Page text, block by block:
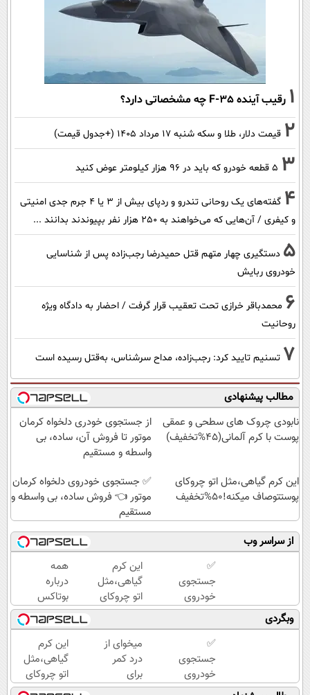
1 رقیب آینده F-35 چه مشخصاتی دارد؟
2 قیمت دلار، طلا و سکه شنبه ۱۷ مرداد ۱۴۰۵ (+جدول قیمت)
3 ۵ قطعه خودرو که باید در ۹۶ هزار کیلومتر عوض کنید
4
گفته‌های یک روحانی تندرو و ردپای بیش از ۳ یا ۴ جرم جدی امنیتی
و کیفری / آن‌هایی که می‌خواهند به ۲۵۰ هزار نفر بپیوندند بدانند ...
5 دستگیری چهار متهم قتل حمیدرضا رجب‌زاده پس از شناسایی
خودروی ربایش
6 محمدباقر خرازی تحت تعقیب قرار گرفت / احضار به دادگاه ویژه
روحانیت
7 تسنیم تایید کرد: رجب‌زاده، مداح سرشناس، به‌قتل رسیده است
مطالب پیشنهادی
نابودی چروک های سطحی و عمقی
پوست با کرم آلمانی(45%تخفیف)
از جستجوی خودری دلخواه کرمان
موتور تا فروش آن، ساده، بی
واسطه و مستقیم
این کرم گیاهی،مثل اتو چروکای
پوستتوصاف میکنه!50%تخفیف
✅ جستجوی خودروی دلخواه کرمان
موتور 👈 فروش ساده، بی واسطه و
مستقیم
از سراسر وب
✅
جستجوی
خودروی
دلخواه
کرمان
موتور 👈
فروش
ساده، بی
واسطه و
این کرم
گیاهی،مثل
اتو چروکای
پوستتوصاف
میکنه!50%تخفیف
همه
درباره
بوتاکس
حرف
میزنن؛ اما
کمتر
کسی این
راه رو
میشناسه.
وبگردی
✅
جستجوی
خودروی
دلخواه
میخوای از
درد کمر
برای
همیشه
این کرم
گیاهی،مثل
اتو چروکای
پوستتوصاف